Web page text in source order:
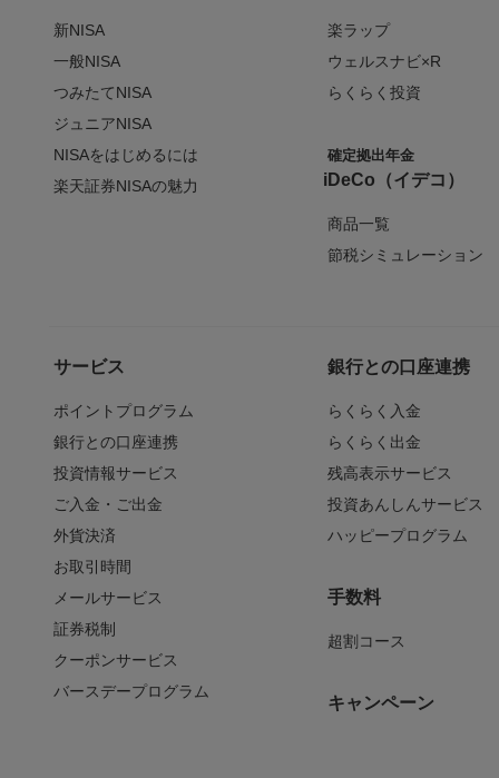
新NISA
一般NISA
つみたてNISA
ジュニアNISA
NISAをはじめるには
楽天証券NISAの魅力
楽ラップ
ウェルスナビ×R
らくらく投資
確定拠出年金
iDeCo（イデコ）
商品一覧
節税シミュレーション
サービス
ポイントプログラム
銀行との口座連携
投資情報サービス
ご入金・ご出金
外貨決済
お取引時間
メールサービス
証券税制
クーポンサービス
バースデープログラム
銀行との口座連携
らくらく入金
らくらく出金
残高表示サービス
投資あんしんサービス
ハッピープログラム
手数料
超割コース
キャンペーン